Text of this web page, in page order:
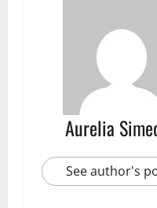
Aurelia
See author's